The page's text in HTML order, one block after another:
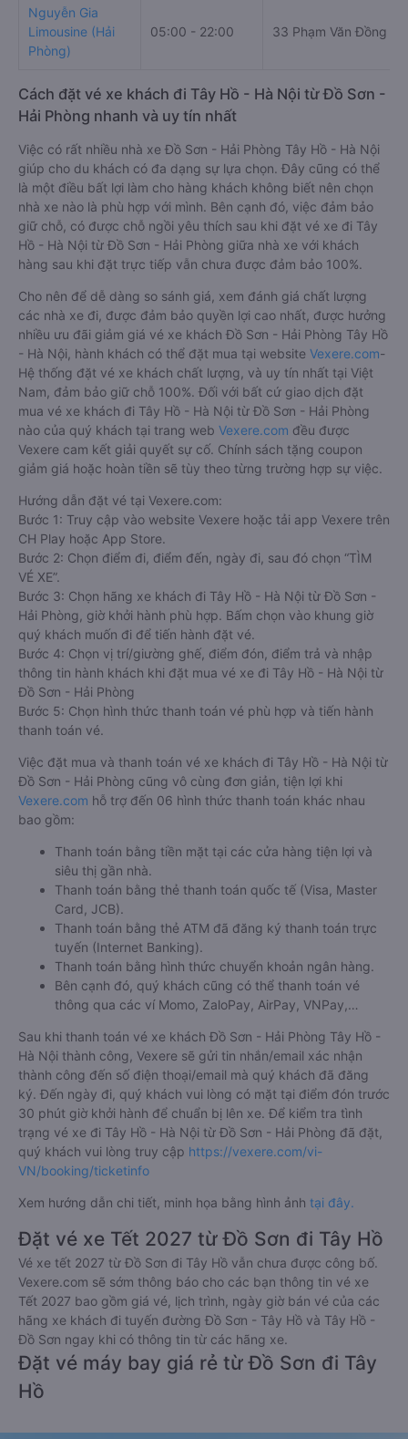
Nguyễn Gia
Limousine (Hải
Phòng)
05:00 - 22:00 33 Phạm Văn Đồng
Cách đặt vé xe khách đi Tây Hồ - Hà Nội từ Đồ Sơn -
Hải Phòng nhanh và uy tín nhất
Việc có rất nhiều nhà xe Đồ Sơn - Hải Phòng Tây Hồ - Hà Nội
giúp cho du khách có đa dạng sự lựa chọn. Đây cũng có thể
là một điều bất lợi làm cho hàng khách không biết nên chọn
nhà xe nào là phù hợp với mình. Bên cạnh đó, việc đảm bảo
giữ chỗ, có được chỗ ngồi yêu thích sau khi đặt vé xe đi Tây
Hồ - Hà Nội từ Đồ Sơn - Hải Phòng giữa nhà xe với khách
hàng sau khi đặt trực tiếp vẫn chưa được đảm bảo 100%.
Cho nên để dễ dàng so sánh giá, xem đánh giá chất lượng
các nhà xe đi, được đảm bảo quyền lợi cao nhất, được hưởng
nhiều ưu đãi giảm giá vé xe khách Đồ Sơn - Hải Phòng Tây Hồ
- Hà Nội, hành khách có thể đặt mua tại website Vexere.com-
Hệ thống đặt vé xe khách chất lượng, và uy tín nhất tại Việt
Nam, đảm bảo giữ chỗ 100%. Đối với bất cứ giao dịch đặt
mua vé xe khách đi Tây Hồ - Hà Nội từ Đồ Sơn - Hải Phòng
nào của quý khách tại trang web Vexere.com đều được
Vexere cam kết giải quyết sự cố. Chính sách tặng coupon
giảm giá hoặc hoàn tiền sẽ tùy theo từng trường hợp sự việc.
Hướng dẫn đặt vé tại Vexere.com:
Bước 1: Truy cập vào website Vexere hoặc tải app Vexere trên
CH Play hoặc App Store.
Bước 2: Chọn điểm đi, điểm đến, ngày đi, sau đó chọn “TÌM
VÉ XE”.
Bước 3: Chọn hãng xe khách đi Tây Hồ - Hà Nội từ Đồ Sơn -
Hải Phòng, giờ khởi hành phù hợp. Bấm chọn vào khung giờ
quý khách muốn đi để tiến hành đặt vé.
Bước 4: Chọn vị trí/giường ghế, điểm đón, điểm trả và nhập
thông tin hành khách khi đặt mua vé xe đi Tây Hồ - Hà Nội từ
Đồ Sơn - Hải Phòng
Bước 5: Chọn hình thức thanh toán vé phù hợp và tiến hành
thanh toán vé.
Việc đặt mua và thanh toán vé xe khách đi Tây Hồ - Hà Nội từ
Đồ Sơn - Hải Phòng cũng vô cùng đơn giản, tiện lợi khi
Vexere.com hỗ trợ đến 06 hình thức thanh toán khác nhau
bao gồm:
Thanh toán bằng tiền mặt tại các cửa hàng tiện lợi và
siêu thị gần nhà.
Thanh toán bằng thẻ thanh toán quốc tế (Visa, Master
Card, JCB).
Thanh toán bằng thẻ ATM đã đăng ký thanh toán trực
tuyến (Internet Banking).
Thanh toán bằng hình thức chuyển khoản ngân hàng.
Bên cạnh đó, quý khách cũng có thể thanh toán vé
thông qua các ví Momo, ZaloPay, AirPay, VNPay,…
Sau khi thanh toán vé xe khách Đồ Sơn - Hải Phòng Tây Hồ -
Hà Nội thành công, Vexere sẽ gửi tin nhắn/email xác nhận
thành công đến số điện thoại/email mà quý khách đã đăng
ký. Đến ngày đi, quý khách vui lòng có mặt tại điểm đón trước
30 phút giờ khởi hành để chuẩn bị lên xe. Để kiểm tra tình
trạng vé xe đi Tây Hồ - Hà Nội từ Đồ Sơn - Hải Phòng đã đặt,
quý khách vui lòng truy cập https://vexere.com/vi-
VN/booking/ticketinfo
Xem hướng dẫn chi tiết, minh họa bằng hình ảnh tại đây.
Đặt vé xe Tết 2027 từ Đồ Sơn đi Tây Hồ
Vé xe tết 2027 từ Đồ Sơn đi Tây Hồ vẫn chưa được công bố.
Vexere.com sẽ sớm thông báo cho các bạn thông tin vé xe
Tết 2027 bao gồm giá vé, lịch trình, ngày giờ bán vé của các
hãng xe khách đi tuyến đường Đồ Sơn - Tây Hồ và Tây Hồ -
Đồ Sơn ngay khi có thông tin từ các hãng xe.
Đặt vé máy bay giá rẻ từ Đồ Sơn đi Tây
Hồ